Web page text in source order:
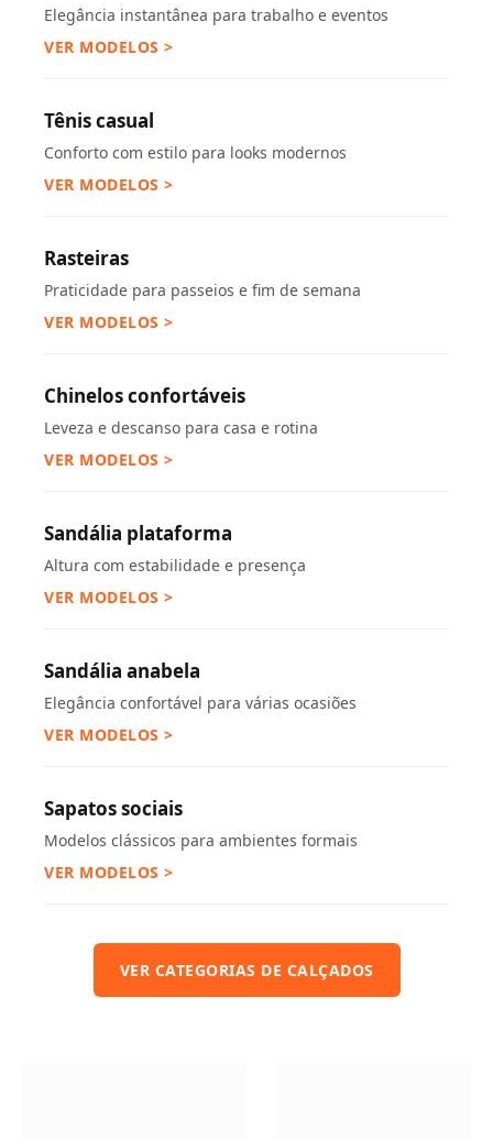
Elegância instantânea para trabalho e eventos
VER MODELOS >
Tênis casual
Conforto com estilo para looks modernos
VER MODELOS >
Rasteiras
Praticidade para passeios e fim de semana
VER MODELOS >
Chinelos confortáveis
Leveza e descanso para casa e rotina
VER MODELOS >
Sandália plataforma
Altura com estabilidade e presença
VER MODELOS >
Sandália anabela
Elegância confortável para várias ocasiões
VER MODELOS >
Sapatos sociais
Modelos clássicos para ambientes formais
VER MODELOS >
VER CATEGORIAS DE CALÇADOS